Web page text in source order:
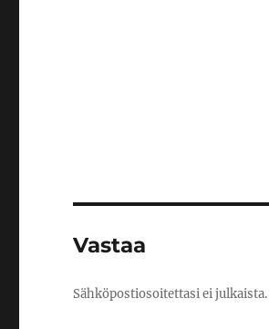
Vastaa
Sähköpostiosoitettasi ei julkaista.